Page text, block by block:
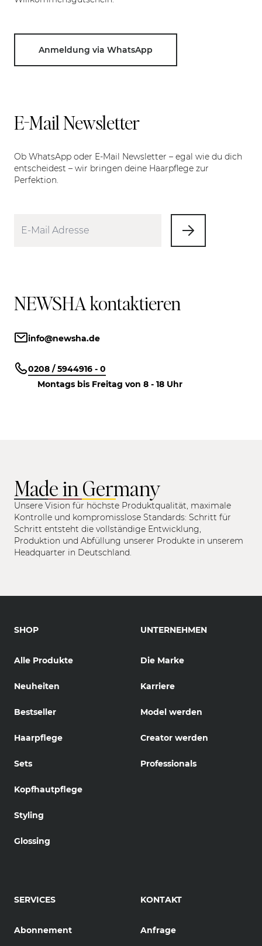
Anmeldung via WhatsApp
E-Mail Newsletter
Ob WhatsApp oder E-Mail Newsletter – egal wie du dich
entscheidest – wir bringen deine Haarpflege zur
Perfektion.
NEWSHA kontaktieren
info@newsha.de
0208 / 5944916 - 0
Montags bis Freitag von 8 - 18 Uhr
Made in Germany
Unsere Vision für höchste Produktqualität, maximale
Kontrolle und kompromisslose Standards: Schritt für
Schritt entsteht die vollständige Entwicklung,
Produktion und Abfüllung unserer Produkte in unserem
Headquarter in Deutschland.
SHOP
Alle Produkte
Neuheiten
Bestseller
Haarpflege
Sets
Kopfhautpflege
Styling
Glossing
UNTERNEHMEN
Die Marke
Karriere
Model werden
Creator werden
Professionals
SERVICES
Abonnement
KONTAKT
Anfrage